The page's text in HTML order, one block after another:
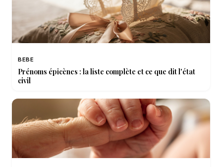
BEBE
Prénoms épicènes : la liste complète et ce que dit l'état
civil